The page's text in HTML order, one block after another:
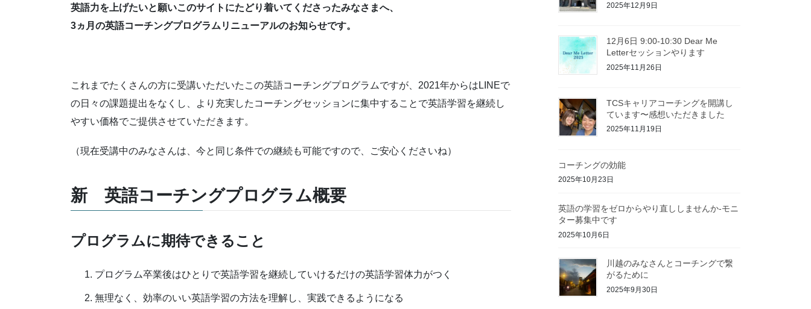
英語力を上げたいと願いこのサイトにたどり着いてくださったみなさまへ、
3ヵ月の英語コーチングプログラムリニューアルのお知らせです。
これまでたくさんの方に受講いただいたこの英語コーチングプログラムですが、2021年からはLINEで
の日々の課題提出をなくし、より充実したコーチングセッションに集中することで英語学習を継続し
やすい価格でご提供させていただきます。
（現在受講中のみなさんは、今と同じ条件での継続も可能ですので、ご安心くださいね）
新 英語コーチングプログラム概要
プログラムに期待できること
プログラム卒業後はひとりで英語学習を継続していけるだけの英語学習体力がつく
無理なく、効率のいい英語学習の方法を理解し、実践できるようになる
2025年12月9日
12月6日 9:00-10:30 Dear Me
Letterセッションやります
2025年11月26日
TCSキャリアコーチングを開講し
ています〜感想いただきました
2025年11月19日
コーチングの効能
2025年10月23日
英語の学習をゼロからやり直ししませんか-モニ
ター募集中です
2025年10月6日
川越のみなさんとコーチングで繋
がるために
2025年9月30日